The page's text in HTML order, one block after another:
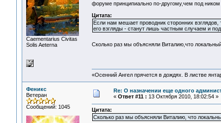
Сaementarius Civitas
Solis Aeterna
форуме принципиально по-другому,чем под
Цитата:
Если нам мешает проводник сторонних
его взгляды - станут лишь частным случаем и
Сколько раз мы объясняли Виталию,что
«Осенний Ангел прячется в дождях. В листве
Феникс
Ветеран
Сообщений: 1045
Re: О назначении еще одного
« Ответ #11 : 13 Октября 2010, 18:02:54 »
Цитата:
Сколько раз мы объясняли Виталию, что